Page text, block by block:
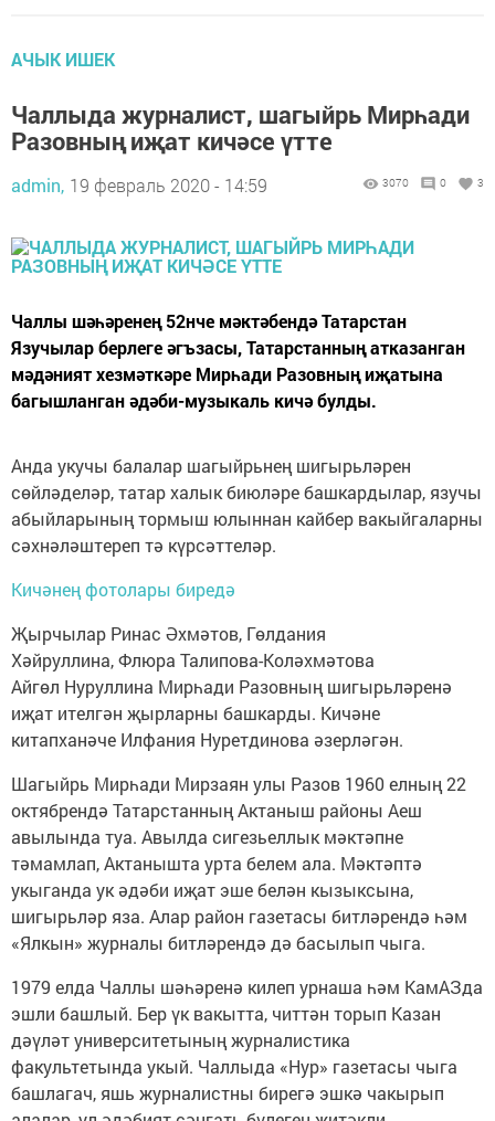
АЧЫК ИШЕК
Чаллыда журналист, шагыйрь Мирһади
Разовның иҗат кичәсе үтте
admin, 19 февраль 2020 - 14:59 3070 0 3
Чаллы шәһәренең 52нче мәктәбендә Татарстан
Язучылар берлеге әгъзасы, Татарстанның атказанган
мәдәният хезмәткәре Мирһади Разовның иҗатына
багышланган әдәби-музыкаль кичә булды.
Анда укучы балалар шагыйрьнең шигырьләрен
сөйләделәр, татар халык биюләре башкардылар, язучы
абыйларының тормыш юлыннан кайбер вакыйгаларны
сәхнәләштереп тә күрсәттеләр.
Кичәнең фотолары биредә
Җырчылар Ринас Әхмәтов, Гөлдания
Хәйруллина, Флюра Талипова-Коләхмәтова
Айгөл Нуруллина Мирһади Разовның шигырьләренә
иҗат ителгән җырларны башкарды. Кичәне
китапханәче Илфания Нуретдинова әзерләгән.
Шагыйрь Мирһади Мирзаян улы Разов 1960 елның 22
октябрендә Татарстанның Актаныш районы Аеш
авылында туа. Авылда сигезьеллык мәктәпне
тәмамлап, Актанышта урта белем ала. Мәктәптә
укыганда ук әдәби иҗат эше белән кызыксына,
шигырьләр яза. Алар район газетасы битләрендә һәм
«Ялкын» журналы битләрендә дә басылып чыга.
1979 елда Чаллы шәһәренә килеп урнаша һәм КамАЗда
эшли башлый. Бер үк вакытта, читтән торып Казан
дәүләт университетының журналистика
факультетында укый. Чаллыда «Нур» газетасы чыга
башлагач, яшь журналистны бирегә эшкә чакырып